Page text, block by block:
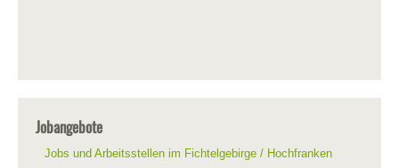
Jobangebote
Jobs und Arbeitsstellen im Fichtelgebirge / Hochfranken